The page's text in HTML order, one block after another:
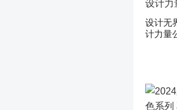
设计无
计力量